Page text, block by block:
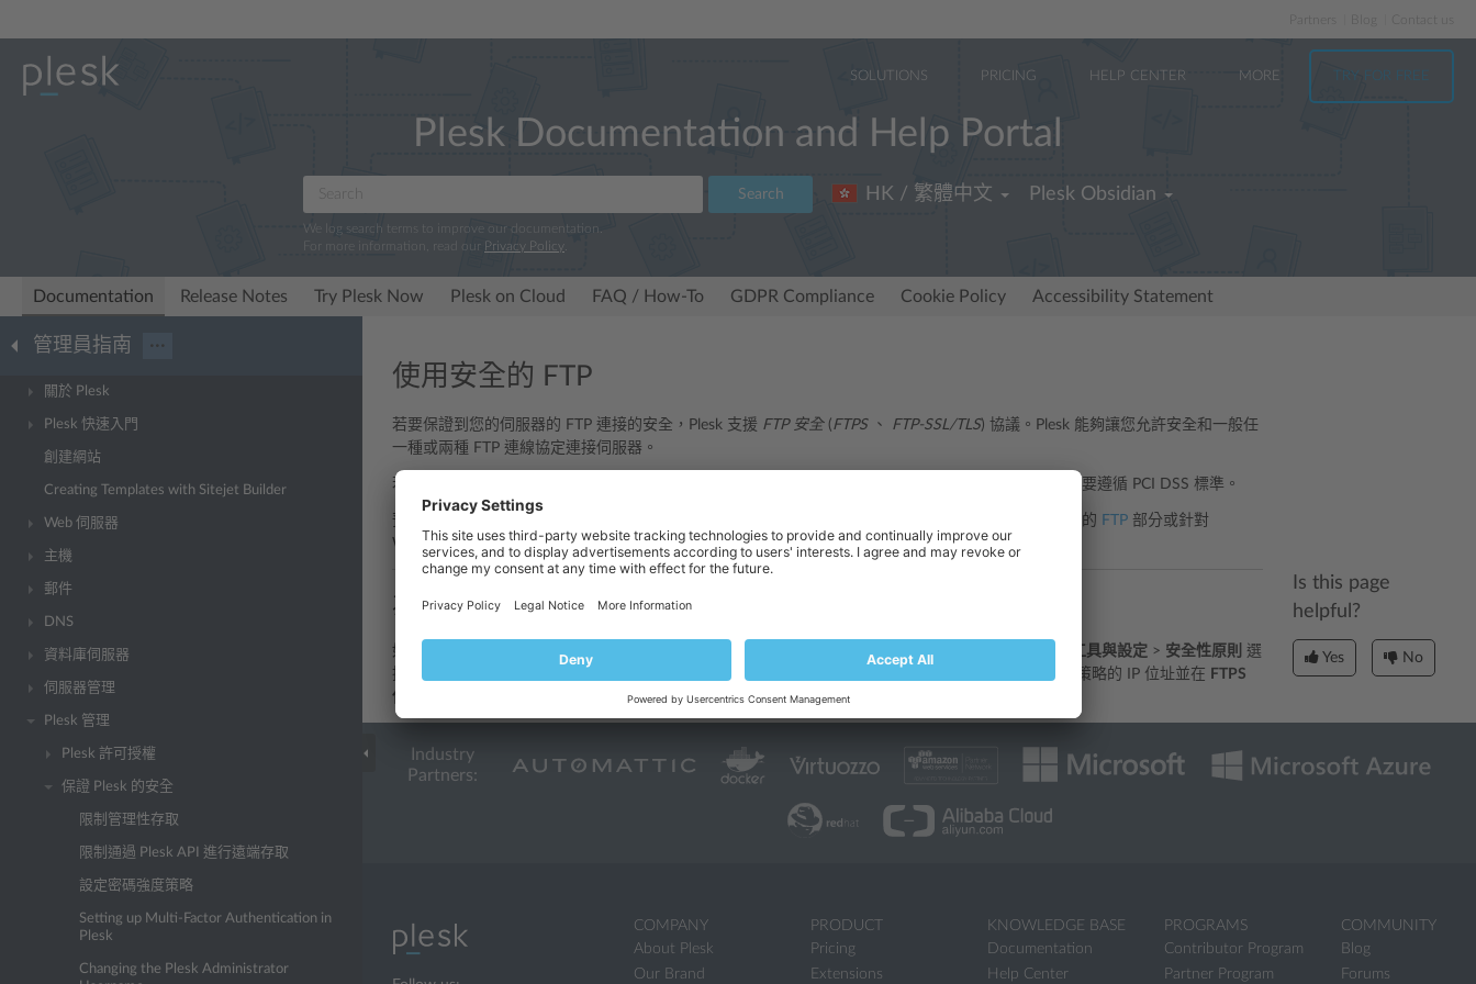
Partners
SOLUTIONS PRICING HELP CENTER MORE TRY FOR FREE
Plesk Documentation and Help Portal
Search
We log search terms to improve our documentation.
For more information, read our Privacy Policy
HK / 繁體中文 Plesk Obsidian
Documentation Release Notes Try Plesk Now Plesk on Cloud FAQ / How-To GDPR Compliance Cookie Policy Accessibility Statement
管理員指南 ···
關於 Plesk
Plesk 快速入門
創建網站
Creating Templates with Sitejet Builder
Web 伺服器
主機
郵件
DNS
資料庫伺服器
伺服器管理
Plesk 管理
Plesk 許可授權
保證 Plesk 的安全
限制管理性存取
限制通過 Plesk API 進行遠端存取
設定密碼強度策略
Setting up Multi-Factor Authentication in
Plesk
Changing the Plesk Administrator
使用安全的 FTP
若要保證到您的伺服器的 FTP 連接的安全，Plesk 支援 FTP 安全(FTPS、 FTP-SSL/TLS) 協議。Plesk 能夠讓您允許安全和一般任
一種或兩種 FTP 連線協定連接伺服器。
若要配置允許的 FTP 連接，請進入 。我們建議您只允許 FTPS 連接。注意需要遵循 PCI DSS 標準。
預設 Plesk 僅支援顯示 FTPS。但是如果需要也可以啟用隱式 FTPS。請查看針對 Linux 的高級管理指南的 FTP 部分或針對
Windows 的高級管理指南的啟用隱式 FTPS 部分瞭解詳情。
為每個 IP 位址定義 FTPS 策略 (Windows)
如果您正使用 Plesk for Windows，您可以選擇單獨為每個 IP 位址配置 FTPS 策略。具體操作是進入 工具與設定 > 安全性原則
選
擇
。點按您要配置 FTPS 策略的 IP 位址並在 FTPS
使用策略
Is this page
helpful?
Yes No
Industry
Partners:
COMPANY
About Plesk
Our Brand
PRODUCT
Pricing
Extensions
KNOWLEDGE BASE
Documentation
Help Center
PROGRAMS
Contributor Program
Partner Program
COMMUNITY
Blog
Forums